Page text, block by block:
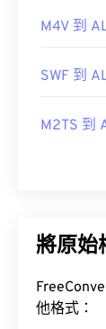
M4V 到
SWF 到
M2TS 到
將原始
他格式：